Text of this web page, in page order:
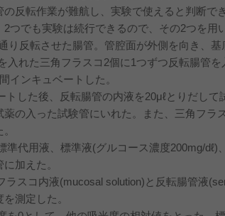
の反転作業が難航し、実験で使えると判断で
つでも実験は続行できるので、その2つを用
させた腸管。管腔面が外側を向き、基底
入れた三角フラスコ2個に1つずつ反転腸管
インキュベートした。
した後、反転腸管の内液を20μℓとりだして
薬の入った試験管にいれた。また、三角フラ
用液、標準液(グルコース濃度200mg/dℓ)
加えた。
スコ内液(mucosal solution)と反転腸管液
測定した。